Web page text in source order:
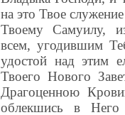
на это Твое
Твоему Самуилу,
всем, угодившим
удостой над этим
Твоего Нового
Драгоценною
облекшись в Него